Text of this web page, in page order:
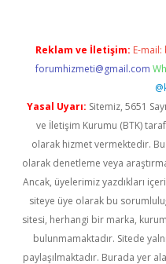
Reklam ve İletişim: E-mail:
forumhizmeti@gmail.com
Yasal Uyarı: Sitemiz, 5651
ve İletişim Kurumu (BTK)
olarak hizmet vermektedir.
olarak denetleme veya
Ancak, üyelerimiz yazdıkları
siteye üye olarak bu
sitesi, herhangi bir marka,
bulunmamaktadır. Sitede
paylaşılmaktadır. Burada yer